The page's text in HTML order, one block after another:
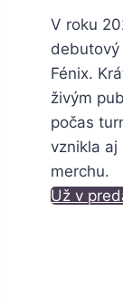
V roku
debutový
Fénix.
živým
počas
vznikla aj
merchu.
Už v